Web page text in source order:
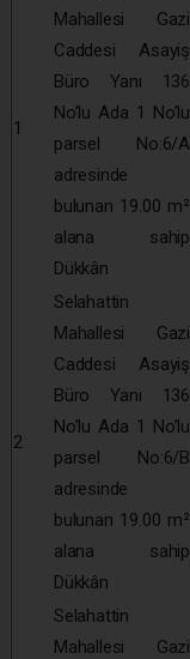
1
Mahallesi Gazi
Caddesi Asayiş
Büro Yanı 136
No’lu Ada 1 No’lu
parsel No:6/A
adresinde
bulunan 19.00 m²
alana sahip
Dükkân
2
Selahattin
Mahallesi Gazi
Caddesi Asayiş
Büro Yanı 136
No’lu Ada 1 No’lu
parsel No:6/B
adresinde
bulunan 19.00 m²
alana sahip
Dükkân
Selahattin
Mahallesi Gazi